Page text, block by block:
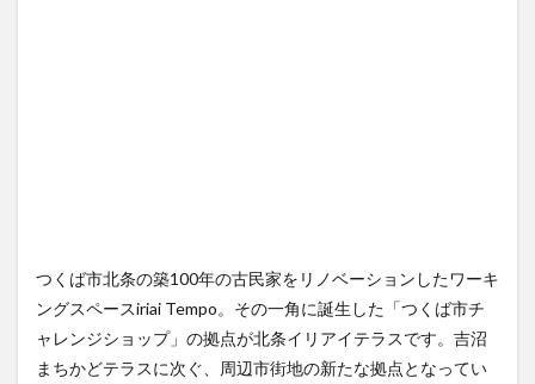
つくば市北条の築100年の古民家をリノベーションしたワーキ
ングスペースiriai Tempo。その一角に誕生した「つくば市チ
ャレンジショップ」の拠点が北条イリアイテラスです。吉沼
まちかどテラスに次ぐ、周辺市街地の新たな拠点となってい